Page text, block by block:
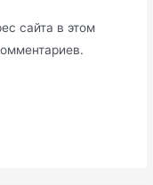
сайта в этом